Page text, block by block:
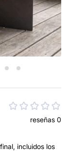
reseñas 0
incluidos los